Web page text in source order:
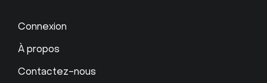
Connexion
À propos
Contactez-nous